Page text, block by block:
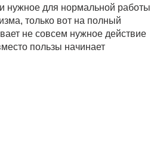
нужное для нормальной работы
только вот на полный
не совсем нужное действие
пользы начинает